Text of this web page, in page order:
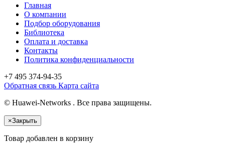
Главная
О компании
Подбор оборудования
Библиотека
Оплата и доставка
Контакты
Политика конфиденциальности
+7 495 374-94-35
Обратная связь Карта сайта
© Huawei-Networks . Все права защищены.
×Закрыть
Товар добавлен в корзину